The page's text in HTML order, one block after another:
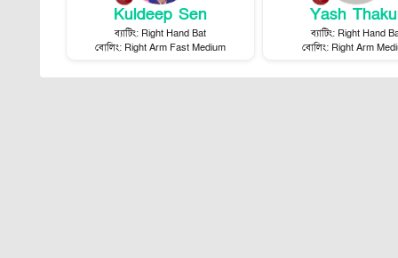
Kuldeep Sen
ব্যাটিং: Right Hand Bat
বোলিং: Right Arm Fast Medium
Yash
ব্যাটিং: Right Hand
বোলিং: Right Arm